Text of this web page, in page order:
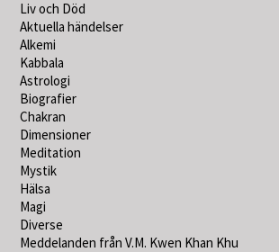
Liv och Död
Aktuella händelser
Alkemi
Kabbala
Astrologi
Biografier
Chakran
Dimensioner
Meditation
Mystik
Hälsa
Magi
Diverse
Meddelanden från V.M. Kwen Khan Khu